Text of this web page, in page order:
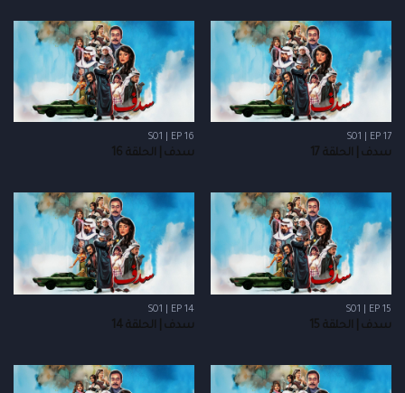
S01 | EP 17
سدف | الحلقة 17
S01 | EP 16
سدف | الحلقة 16
S01 | EP 15
سدف | الحلقة 15
S01 | EP 14
سدف | الحلقة 14